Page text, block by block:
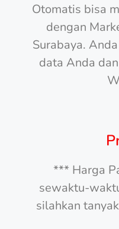
Otomatis bisa
dengan
Surabaya.
data Anda
*** Harga
sewaktu-
silahkan